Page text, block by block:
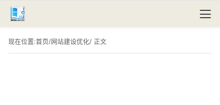
现在位置:首页/网站建设优化/ 正文